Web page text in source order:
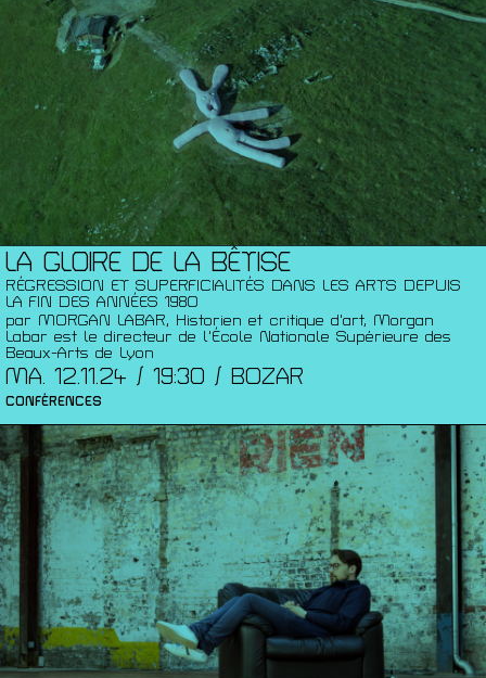
LA GLOIRE DE LA BÊTISE
RÉGRESSION ET SUPERFICIALITÉS DANS LES ARTS DEPUIS
LA FIN DES ANNÉES 1980
par MORGAN LABAR, Historien et critique d'art, Morgan
Labar est le directeur de l'École Nationale Supérieure des
Beaux-Arts de Lyon
MA. 12.11.24 / 19:30 / BOZAR
CONFÉRENCES